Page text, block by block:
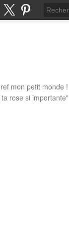
mon petit monde !
rose si importante"